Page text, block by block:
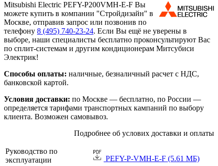
Mitsubishi Electric PEFY-P200VMH-E-F Вы
можете купить в компании "Стройдизайн" в
Москве, отправив запрос или позвонив по
телефону 8 (495) 740-23-24. Если Вы ещё не уверены в
выборе, наши специалисты бесплатно проконсультируют Вас
по сплит-системам и другим кондиционерам Митсубиси
Электрик!
Способы оплаты: наличные, безналичный расчет с НДС,
банковской картой.
Условия доставки: по Москве — бесплатно, по России —
определяется тарифами транспортных кампаний по выбору
клиента. Возможен самовывоз.
Подробнее об услових доставки и оплаты
Руководство по
эксплуатации
PEFY-P-VMH-E-F (5.61 МБ)